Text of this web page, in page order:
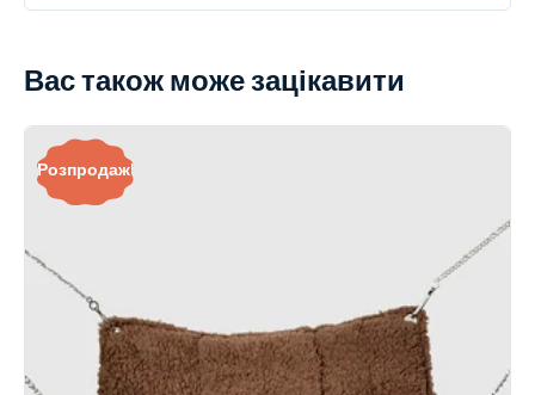
Вас також може зацікавити
Розпродаж!